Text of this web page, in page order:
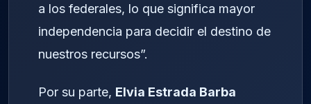
a los federales, lo que significa mayor
independencia para decidir el destino de
nuestros recursos”.
Por su parte, Elvia Estrada Barba